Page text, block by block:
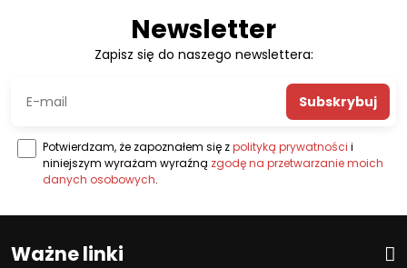
Newsletter
Zapisz się do naszego newslettera:
Subskrybuj
Potwierdzam, że zapoznałem się zpolityką prywatności i
niniejszym wyrażam wyraźną zgodę na przetwarzanie moich
danych osobowych.
Ważne linki